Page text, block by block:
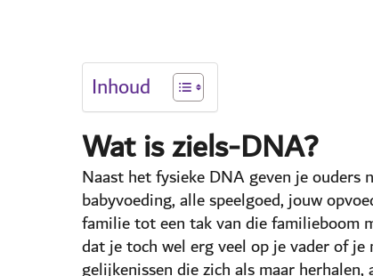
Inhoud
Wat is ziels-DNA?
Naast het fysieke DNA geven je ouders
babyvoeding, alle speelgoed, jouw
familie tot een tak van die familieboom
dat je toch wel erg veel op je vader of
gelijkenissen die zich als maar